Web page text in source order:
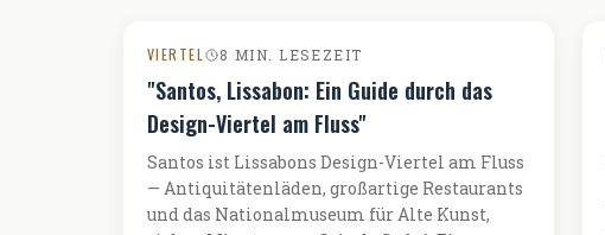
VIERTEL 8 MIN. LESEZEIT
"Santos, Lissabon: Ein Guide durch das
Design-Viertel am Fluss"
Santos ist Lissabons Design-Viertel am Fluss
— Antiquitätenläden, großartige Restaurants
und das Nationalmuseum für Alte Kunst,